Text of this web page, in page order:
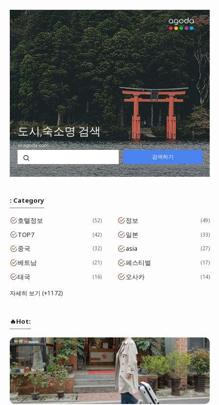
: Category
호텔정보 52 정보 49
TOP7 42 일본 33
중국 32 asia 27
베트남 21 페스티벌 17
태국 16 오사카 14
자세히 보기 (+1172)
🔥Hot: